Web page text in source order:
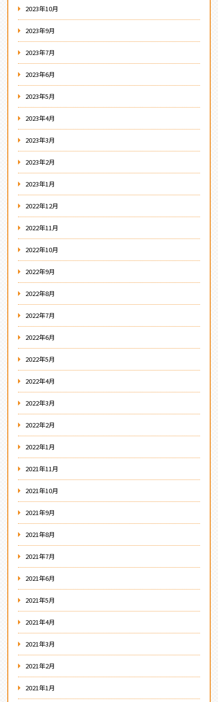
2023年10月
2023年9月
2023年7月
2023年6月
2023年5月
2023年4月
2023年3月
2023年2月
2023年1月
2022年12月
2022年11月
2022年10月
2022年9月
2022年8月
2022年7月
2022年6月
2022年5月
2022年4月
2022年3月
2022年2月
2022年1月
2021年11月
2021年10月
2021年9月
2021年8月
2021年7月
2021年6月
2021年5月
2021年4月
2021年3月
2021年2月
2021年1月